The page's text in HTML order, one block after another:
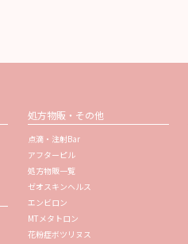
処方物販・その他
点滴・注射Bar
アフターピル
処方物販一覧
ゼオスキンヘルス
エンビロン
MTメタトロン
花粉症ボツリヌス